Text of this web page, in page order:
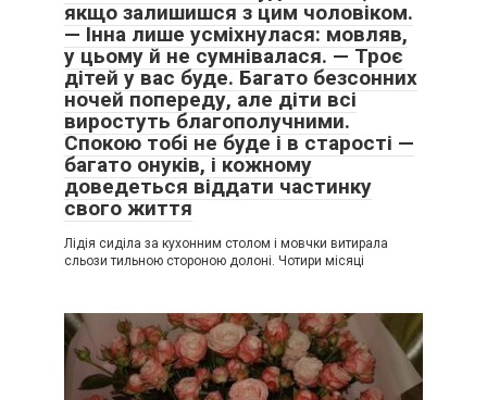
якщо залишишся з цим чоловіком.
— Інна лише усміхнулася: мовляв,
у цьому й не сумнівалася. — Троє
дітей у вас буде. Багато безсонних
ночей попереду, але діти всі
виростуть благополучними.
Спокою тобі не буде і в старості —
багато онуків, і кожному
доведеться віддати частинку
свого життя
Лідія сиділа за кухонним столом і мовчки витирала
сльози тильною стороною долоні. Чотири місяці